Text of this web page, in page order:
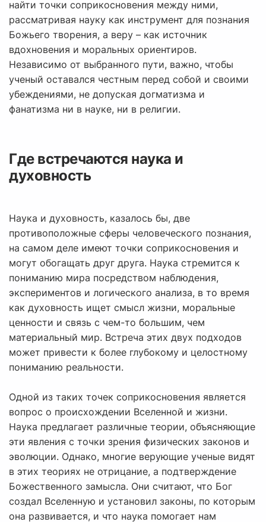
найти точки соприкосновения между ними,
рассматривая науку как инструмент для познания
Божьего творения, а веру – как источник
вдохновения и моральных ориентиров.
Независимо от выбранного пути, важно, чтобы
ученый оставался честным перед собой и своими
убеждениями, не допуская догматизма и
фанатизма ни в науке, ни в религии.
Где встречаются наука и
духовность
Наука и духовность, казалось бы, две
противоположные сферы человеческого познания,
на самом деле имеют точки соприкосновения и
могут обогащать друг друга. Наука стремится к
пониманию мира посредством наблюдения,
экспериментов и логического анализа, в то время
как духовность ищет смысл жизни, моральные
ценности и связь с чем-то большим, чем
материальный мир. Встреча этих двух подходов
может привести к более глубокому и целостному
пониманию реальности.
Одной из таких точек соприкосновения является
вопрос о происхождении Вселенной и жизни.
Наука предлагает различные теории, объясняющие
эти явления с точки зрения физических законов и
эволюции. Однако, многие верующие ученые видят
в этих теориях не отрицание, а подтверждение
Божественного замысла. Они считают, что Бог
создал Вселенную и установил законы, по которым
она развивается, и что наука помогает нам